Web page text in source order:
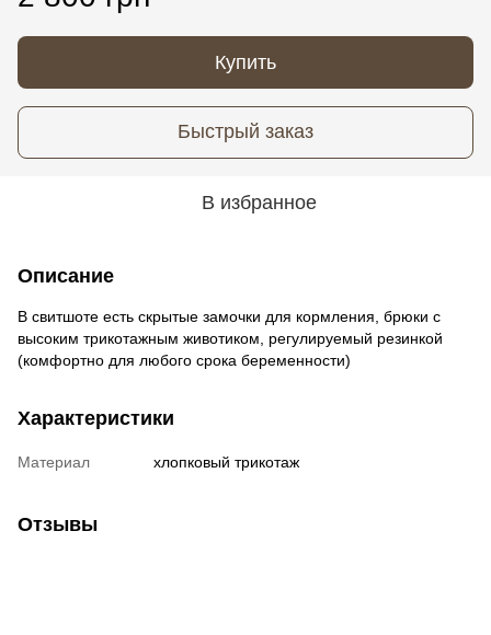
Купить
Быстрый заказ
В избранное
Описание
В свитшоте есть скрытые замочки для кормления, брюки с
высоким трикотажным животиком, регулируемый резинкой
(комфортно для любого срока беременности)
Характеристики
Материал хлопковый трикотаж
Отзывы